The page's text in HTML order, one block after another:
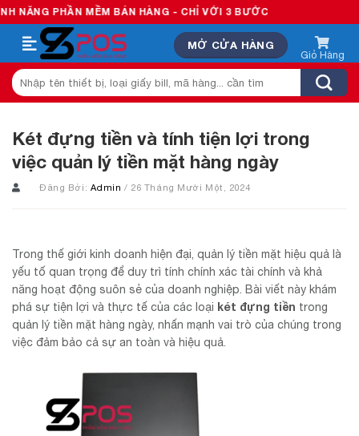
Skip
to
content
MỀM BÁN HÀNG - CHỈ VỚI 3 BƯỚC
MỞ CỬA HÀNG
Tìm
kiếm:
Két đựng tiền và tính tiện lợi trong
việc quản lý tiền mặt hàng ngày
Đăng Bởi: Admin/ 26 Tháng Mười Một, 2024
Trong thế giới kinh doanh hiện đại, quản lý tiền mặt hiệu quả là
yếu tố quan trọng để duy trì tính chính xác tài chính và khả
năng hoạt động suôn sẻ của doanh nghiệp. Bài viết này khám
phá sự tiện lợi và thực tế của các loại két đựng tiền trong
quản lý tiền mặt hàng ngày, nhấn mạnh vai trò của chúng trong
việc đảm bảo cả sự an toàn và hiệu quả.